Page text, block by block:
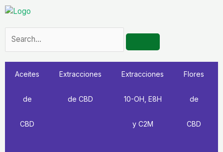
contenido
Aceites
de
CBD
Extracciones
de CBD
Extracciones
10-OH, E8H
y C2M
Flores
de
CBD